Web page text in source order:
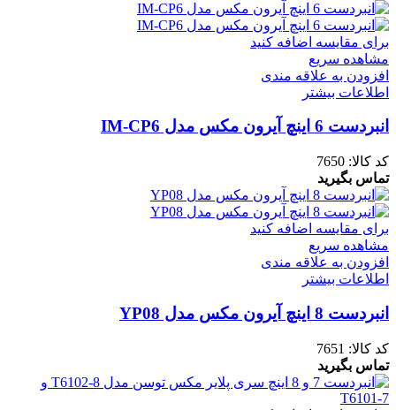
برای مقایسه اضافه کنید
مشاهده سریع
افزودن به علاقه مندی
اطلاعات بیشتر
انبردست 6 اینچ آیرون مکس مدل IM-CP6
کد کالا: 7650
تماس بگیرید
برای مقایسه اضافه کنید
مشاهده سریع
افزودن به علاقه مندی
اطلاعات بیشتر
انبردست 8 اینچ آیرون مکس مدل YP08
کد کالا: 7651
تماس بگیرید